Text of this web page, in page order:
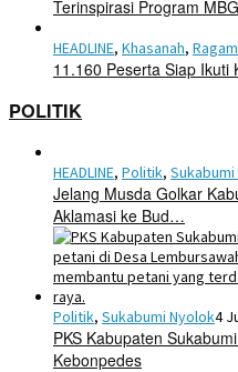
Terinspirasi Program
HEADLINE, Khasanah, Ragam
11.160 Peserta Siap
POLITIK
HEADLINE, Politik,
Jelang Musda Golkar
Aklamasi ke Bud…
Politik, Sukabumi Nyolok4
PKS Kabupaten
Kebonpedes